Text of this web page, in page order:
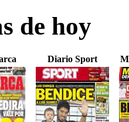
de hoy
Diario Sport